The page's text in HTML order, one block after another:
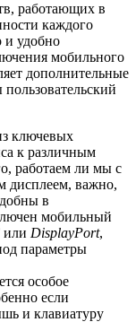
работающих в
каждого
и удобно
мобильного
дополнительные
ключевых
к различным
работаем ли мы с
дисплеем, важно,
в
мобильный
или DisplayPort,
параметры
особое
если
и клавиатуру